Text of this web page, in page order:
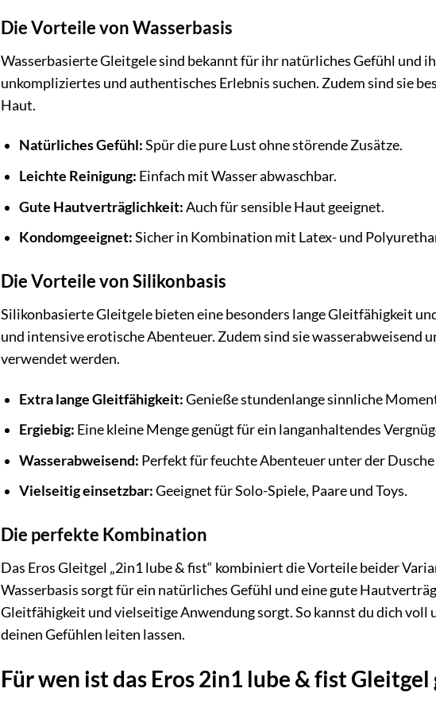
Die Vorteile von Wasserbasis
Wasserbasierte Gleitgele sind bekannt für ihr natürliches Gefühl und
unkompliziertes und authentisches Erlebnis suchen. Zudem sind sie
Haut.
Natürliches Gefühl:Spür die pure Lust ohne störende Zusätze.
Leichte Reinigung: Einfach mit Wasser abwaschbar.
Gute Hautverträglichkeit:Auch für sensible Haut geeignet.
Kondomgeeignet:Sicher in Kombination mit Latex- und
Die Vorteile von Silikonbasis
Silikonbasierte Gleitgele bieten eine besonders lange Gleitfähigkeit
und intensive erotische Abenteuer. Zudem sind sie wasserabweisend
verwendet werden.
Extra lange Gleitfähigkeit:Genieße stundenlange sinnliche
Ergiebig: Eine kleine Menge genügt für ein langanhaltendes
Wasserabweisend: Perfekt für feuchte Abenteuer unter der
Vielseitig einsetzbar:Geeignet für Solo-Spiele, Paare und Toys.
Die perfekte Kombination
Das Eros Gleitgel „2in1 lube & fist“ kombiniert die Vorteile beider
Wasserbasis sorgt für ein natürliches Gefühl und eine gute
Gleitfähigkeit und vielseitige Anwendung sorgt. So kannst du dich voll
deinen Gefühlen leiten lassen.
Für wen ist das Eros 2in1 lube & fist Gleitgel